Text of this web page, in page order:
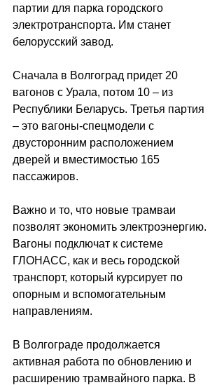
партии для парка городского
электротранспорта. Им станет
белорусский завод.
Сначала в Волгоград придет 20
вагонов с Урала, потом 10 – из
Республики Беларусь. Третья партия
– это вагоны-спецмодели с
двусторонним расположением
дверей и вместимостью 165
пассажиров.
Важно и то, что новые трамваи
позволят экономить электроэнергию.
Вагоны подключат к системе
ГЛОНАСС, как и весь городской
транспорт, который курсирует по
опорным и вспомогательным
направлениям.
В Волгограде продолжается
активная работа по обновлению и
расширению трамвайного парка. В